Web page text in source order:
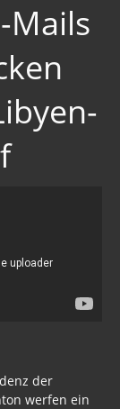
Mails
der
werfen ein